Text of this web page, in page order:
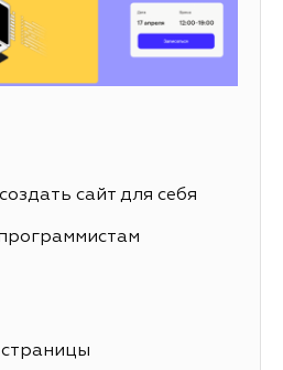
сайт для себя